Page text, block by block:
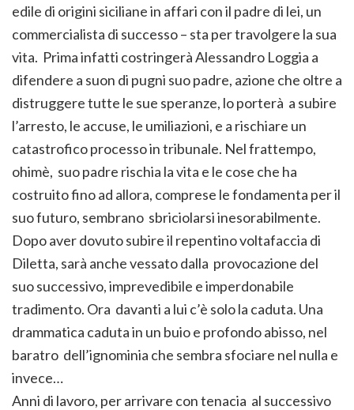
edile di origini siciliane in affari con il padre di lei, un
commercialista di successo – sta per travolgere la sua
vita. Prima infatti costringerà Alessandro Loggia a
difendere a suon di pugni suo padre, azione che oltre a
distruggere tutte le sue speranze, lo porterà a subire
l’arresto, le accuse, le umiliazioni, e a rischiare un
catastrofico processo in tribunale. Nel frattempo,
ohimè, suo padre rischia la vita e le cose che ha
costruito fino ad allora, comprese le fondamenta per il
suo futuro, sembrano sbriciolarsi inesorabilmente.
Dopo aver dovuto subire il repentino voltafaccia di
Diletta, sarà anche vessato dalla provocazione del
suo successivo, imprevedibile e imperdonabile
tradimento. Ora davanti a lui c’è solo la caduta. Una
drammatica caduta in un buio e profondo abisso, nel
baratro dell’ignominia che sembra sfociare nel nulla e
invece…
Anni di lavoro, per arrivare con tenacia al successivo